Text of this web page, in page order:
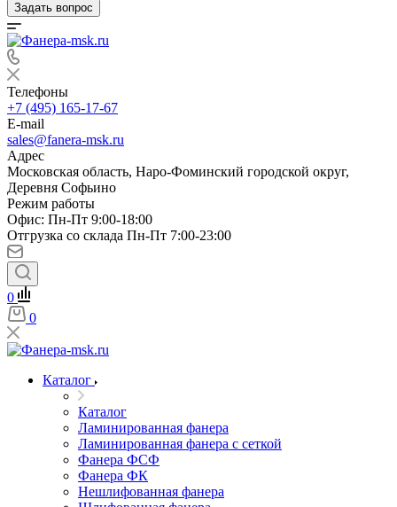
Задать вопрос
Телефоны
+7 (495) 165-17-67
E-mail
sales@fanera-msk.ru
Адрес
Московская область, Наро-Фоминский городской округ,
Деревня Софьино
Режим работы
Офис: Пн-Пт 9:00-18:00
Отгрузка со склада Пн-Пт 7:00-23:00
0
0
Каталог
Каталог
Ламинированная фанера
Ламинированная фанера с сеткой
Фанера ФСФ
Фанера ФК
Нешлифованная фанера